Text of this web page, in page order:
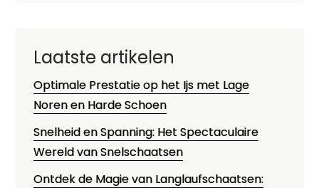
Laatste artikelen
Optimale Prestatie op het Ijs met Lage
Noren en Harde Schoen
Snelheid en Spanning: Het Spectaculaire
Wereld van Snelschaatsen
Ontdek de Magie van Langlaufschaatsen: